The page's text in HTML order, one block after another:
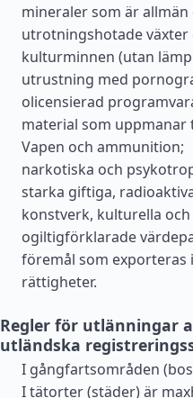
mineraler som är allmän
utrotningshotade växter
kulturminnen (utan
utrustning med
olicensierad
material som uppmanar
Vapen och ammunition;
narkotiska och
starka giftiga,
konstverk, kulturella
ogiltigförklarade
föremål som
rättigheter.
Regler för utlänningar
utländska
I gångfartsområden
I tätorter (städer) är